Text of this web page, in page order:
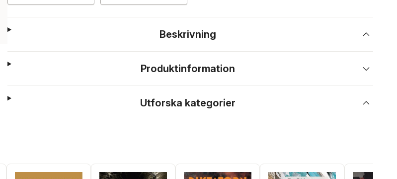
Beskrivning
Produktinformation
Utforska kategorier